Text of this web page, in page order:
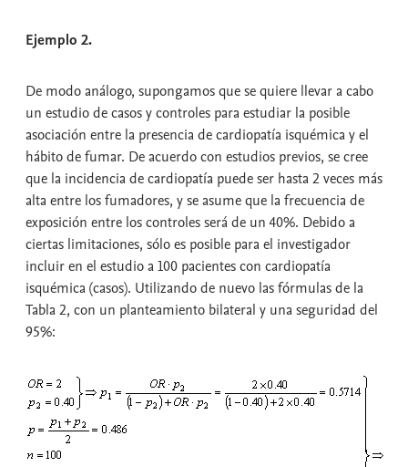
Ejemplo 2.
De modo análogo, supongamos que se quiere llevar a cabo
un estudio de casos y controles para estudiar la posible
asociación entre la presencia de cardiopatía isquémica y el
hábito de fumar. De acuerdo con estudios previos, se cree
que la incidencia de cardiopatía puede ser hasta 2 veces más
alta entre los fumadores, y se asume que la frecuencia de
exposición entre los controles será de un 40%. Debido a
ciertas limitaciones, sólo es posible para el investigador
incluir en el estudio a 100 pacientes con cardiopatía
isquémica (casos). Utilizando de nuevo las fórmulas de la
Tabla 2, con un planteamiento bilateral y una seguridad del
95%: